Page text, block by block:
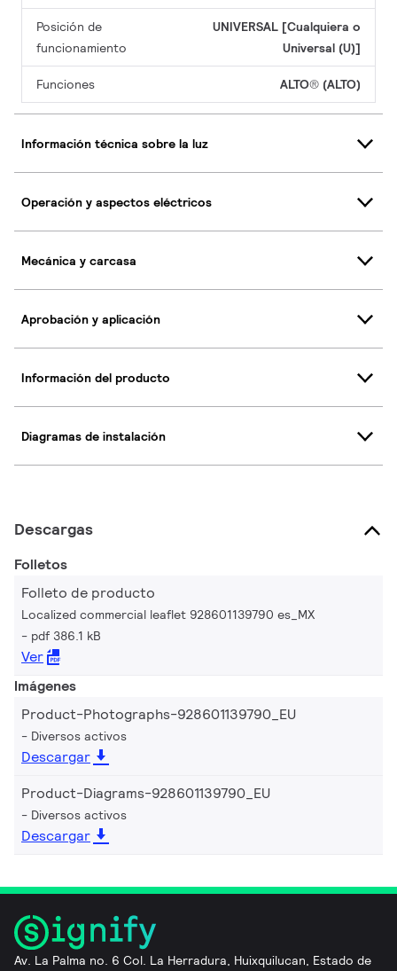
Posición de
funcionamiento
UNIVERSAL [Cualquiera o
Universal (U)]
Funciones ALTO® (ALTO)
Información técnica sobre la luz
Operación y aspectos eléctricos
Mecánica y carcasa
Aprobación y aplicación
Información del producto
Diagramas de instalación
Descargas
Folletos
Folleto de producto
Localized commercial leaflet 928601139790 es_MX
pdf 386.1 kB
Ver
Imágenes
Product-Photographs-928601139790_EU
Diversos activos
Descargar
Product-Diagrams-928601139790_EU
Diversos activos
Descargar
Av. La Palma no. 6 Col. La Herradura, Huixquilucan, Estado de